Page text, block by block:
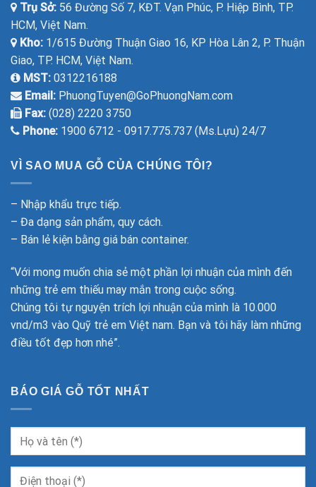
Trụ Sở: 56 Đường Số 7, KĐT. Vạn Phúc, P. Hiệp Bình, TP.
HCM, Việt Nam.
Kho: 1/615 Đường Thuận Giao 16, KP Hòa Lân 2, P. Thuận
Giao, TP. HCM, Việt Nam.
MST: 0312216188
Email: PhuongTuyen@GoPhuongNam.com
Fax: (028) 2220 3750
Phone: 1900 6712 - 0917.775.737 (Ms.Lựu) 24/7
VÌ SAO MUA GỖ CỦA CHÚNG TÔI?
– Nhập khẩu trực tiếp.
– Đa dạng sản phẩm, quy cách.
– Bán lẻ kiện bằng giá bán container.
“Với mong muốn chia sẻ một phần lợi nhuận của mình đến
những trẻ em thiếu may mắn trong cuộc sống.
Chúng tôi tự nguyện trích lợi nhuận của mình là 10.000
vnd/m3 vào Quỹ trẻ em Việt nam. Bạn và tôi hãy làm những
điều tốt đẹp hơn nhé”.
BÁO GIÁ GỖ TỐT NHẤT